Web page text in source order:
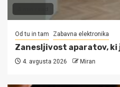
Od tu in tam Zabavna elektronika
Zanesljivost aparatov, ki
4. avgusta 2026 Miran